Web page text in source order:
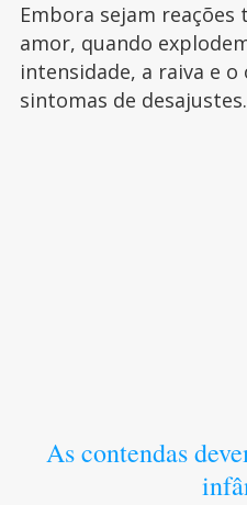
Embora sejam
amor, quando
intensidade, a raiva e
sintomas de desajustes.
As contendas